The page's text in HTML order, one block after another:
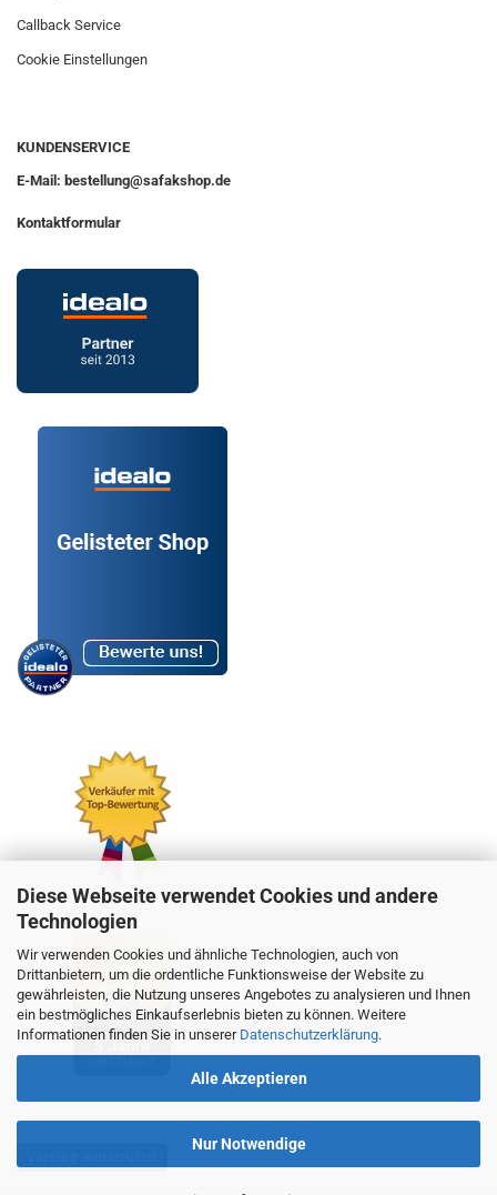
Diese Webseite verwendet Cookies und andere
Technologien
Wir verwenden Cookies und ähnliche Technologien, auch von
Drittanbietern, um die ordentliche Funktionsweise der Website zu
gewährleisten, die Nutzung unseres Angebotes zu analysieren und Ihnen
ein bestmögliches Einkaufserlebnis bieten zu können. Weitere
Informationen finden Sie in unserer Datenschutzerklärung.
Alle Akzeptieren
Nur Notwendige
Callback Service
Cookie Einstellungen
KUNDENSERVICE
E-Mail: bestellung@safakshop.de
Kontaktformular